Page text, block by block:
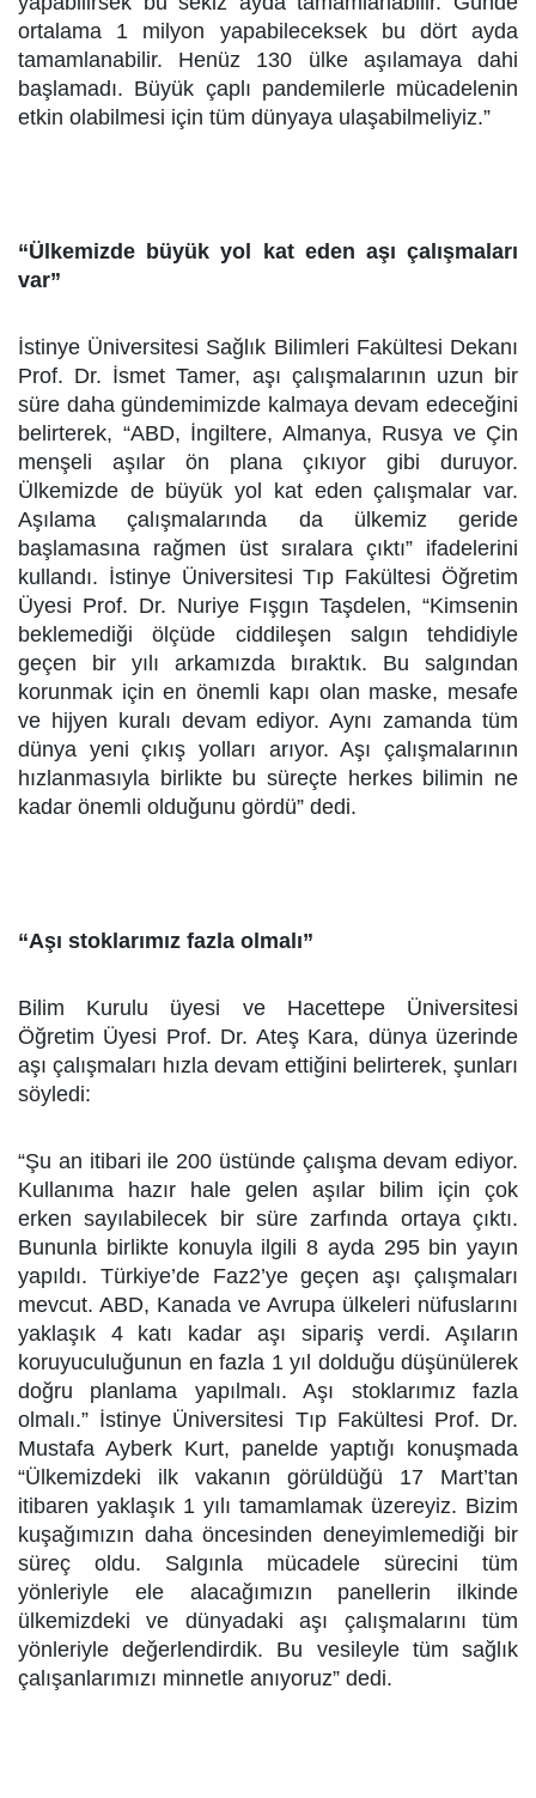
ortalama 1 milyon yapabileceksek bu dört ayda
tamamlanabilir. Henüz 130 ülke aşılamaya dahi
başlamadı. Büyük çaplı pandemilerle mücadelenin
etkin olabilmesi için tüm dünyaya ulaşabilmeliyiz.”
“Ülkemizde büyük yol kat eden aşı çalışmaları
var”
İstinye Üniversitesi Sağlık Bilimleri Fakültesi Dekanı
Prof. Dr. İsmet Tamer, aşı çalışmalarının uzun bir
süre daha gündemimizde kalmaya devam edeceğini
belirterek, “ABD, İngiltere, Almanya, Rusya ve Çin
menşeli aşılar ön plana çıkıyor gibi duruyor.
Ülkemizde de büyük yol kat eden çalışmalar var.
Aşılama çalışmalarında da ülkemiz geride
başlamasına rağmen üst sıralara çıktı” ifadelerini
kullandı. İstinye Üniversitesi Tıp Fakültesi Öğretim
Üyesi Prof. Dr. Nuriye Fışgın Taşdelen, “Kimsenin
beklemediği ölçüde ciddileşen salgın tehdidiyle
geçen bir yılı arkamızda bıraktık. Bu salgından
korunmak için en önemli kapı olan maske, mesafe
ve hijyen kuralı devam ediyor. Aynı zamanda tüm
dünya yeni çıkış yolları arıyor. Aşı çalışmalarının
hızlanmasıyla birlikte bu süreçte herkes bilimin ne
kadar önemli olduğunu gördü” dedi.
“Aşı stoklarımız fazla olmalı”
Bilim Kurulu üyesi ve Hacettepe Üniversitesi
Öğretim Üyesi Prof. Dr. Ateş Kara, dünya üzerinde
aşı çalışmaları hızla devam ettiğini belirterek, şunları
söyledi:
“Şu an itibari ile 200 üstünde çalışma devam ediyor.
Kullanıma hazır hale gelen aşılar bilim için çok
erken sayılabilecek bir süre zarfında ortaya çıktı.
Bununla birlikte konuyla ilgili 8 ayda 295 bin yayın
yapıldı. Türkiye’de Faz2’ye geçen aşı çalışmaları
mevcut. ABD, Kanada ve Avrupa ülkeleri nüfuslarını
yaklaşık 4 katı kadar aşı sipariş verdi. Aşıların
koruyuculuğunun en fazla 1 yıl dolduğu düşünülerek
doğru planlama yapılmalı. Aşı stoklarımız fazla
olmalı.” İstinye Üniversitesi Tıp Fakültesi Prof. Dr.
Mustafa Ayberk Kurt, panelde yaptığı konuşmada
“Ülkemizdeki ilk vakanın görüldüğü 17 Mart’tan
itibaren yaklaşık 1 yılı tamamlamak üzereyiz. Bizim
kuşağımızın daha öncesinden deneyimlemediği bir
süreç oldu. Salgınla mücadele sürecini tüm
yönleriyle ele alacağımızın panellerin ilkinde
ülkemizdeki ve dünyadaki aşı çalışmalarını tüm
yönleriyle değerlendirdik. Bu vesileyle tüm sağlık
çalışanlarımızı minnetle anıyoruz” dedi.